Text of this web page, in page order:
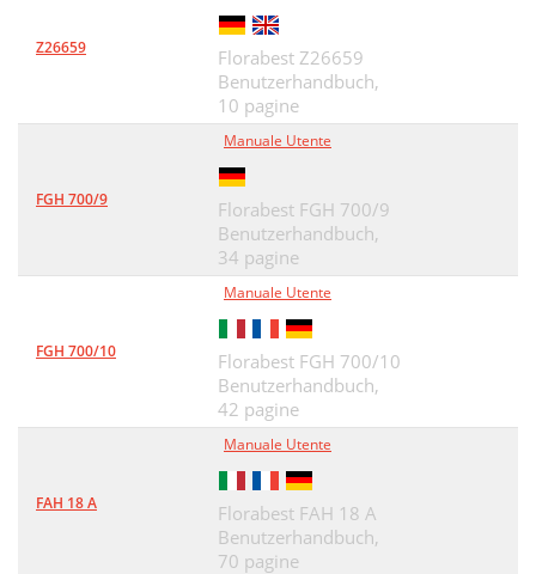
Reparatur-Service
Documentation Representative
2015-01-09-rev02-op
Z26659
Florabest Z26659
Benutzerhandbuch,
10 pagine
FGH 700/9
Manuale Utente
Florabest FGH 700/9
Benutzerhandbuch,
34 pagine
FGH 700/10
Manuale Utente
Florabest FGH 700/10
Benutzerhandbuch,
42 pagine
FAH 18 A
Manuale Utente
Florabest FAH 18 A
Benutzerhandbuch,
70 pagine